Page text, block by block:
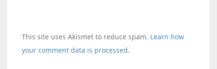
This site uses Akismet to reduce spam. Learn how
your comment data is processed.